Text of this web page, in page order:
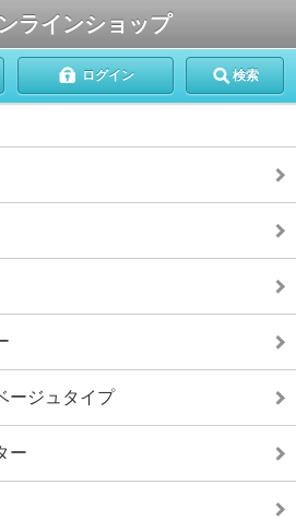
ラインショップ
ログイン 検索
ージュタイプ
ー